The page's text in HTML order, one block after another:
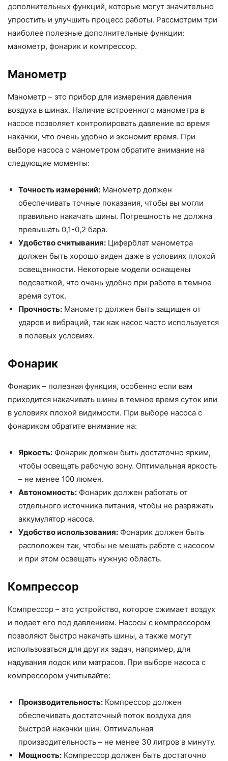
дополнительных функций, которые могут значительно
упростить и улучшить процесс работы. Рассмотрим три
наиболее полезные дополнительные функции:
манометр, фонарик и компрессор.
Манометр
Манометр – это прибор для измерения давления
воздуха в шинах. Наличие встроенного манометра в
насосе позволяет контролировать давление во время
накачки, что очень удобно и экономит время. При
выборе насоса с манометром обратите внимание на
следующие моменты:
Точность измерений: Манометр должен
обеспечивать точные показания, чтобы вы могли
правильно накачать шины. Погрешность не должна
превышать 0,1-0,2 бара.
Удобство считывания: Циферблат манометра
должен быть хорошо виден даже в условиях плохой
освещенности. Некоторые модели оснащены
подсветкой, что очень удобно при работе в темное
время суток.
Прочность: Манометр должен быть защищен от
ударов и вибраций, так как насос часто используется
в полевых условиях.
Фонарик
Фонарик – полезная функция, особенно если вам
приходится накачивать шины в темное время суток или
в условиях плохой видимости. При выборе насоса с
фонариком обратите внимание на:
Яркость: Фонарик должен быть достаточно ярким,
чтобы освещать рабочую зону. Оптимальная яркость
– не менее 100 люмен.
Автономность: Фонарик должен работать от
отдельного источника питания, чтобы не разряжать
аккумулятор насоса.
Удобство использования: Фонарик должен быть
расположен так, чтобы не мешать работе с насосом
и при этом освещать нужную область.
Компрессор
Компрессор – это устройство, которое сжимает воздух
и подает его под давлением. Насосы с компрессором
позволяют быстро накачать шины, а также могут
использоваться для других задач, например, для
надувания лодок или матрасов. При выборе насоса с
компрессором учитывайте:
Производительность: Компрессор должен
обеспечивать достаточный поток воздуха для
быстрой накачки шин. Оптимальная
производительность – не менее 30 литров в минуту.
Мощность: Компрессор должен быть достаточно